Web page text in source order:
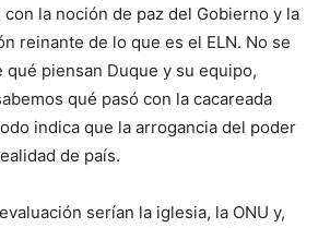
la noción de paz del Gobierno y la
reinante de lo que es el ELN. No se
qué piensan Duque y su equipo,
qué pasó con la cacareada
indica que la arrogancia del poder
de país.
serían la iglesia, la ONU y,